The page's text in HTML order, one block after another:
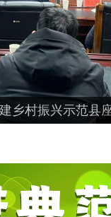
乡村振兴示范县